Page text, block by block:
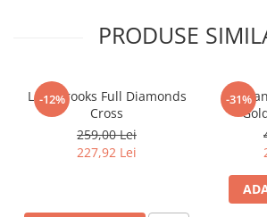
PRODUSE
-12%
Lant Brooks Full Diamonds
Cross
259,00 Lei
227,92 Lei
-31%
Set